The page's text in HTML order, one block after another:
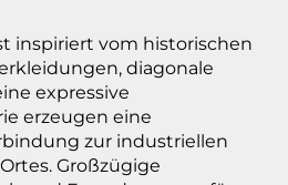
inspiriert vom historischen
diagonale
expressive
erzeugen eine
zur industriellen
Großzügige